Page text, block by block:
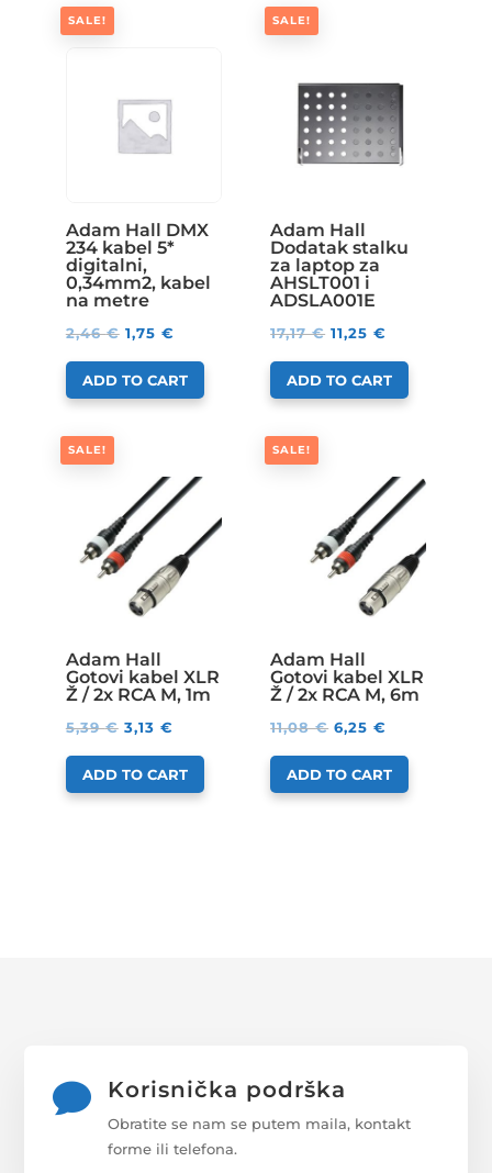
SALE!
Adam Hall DMX
234 kabel 5*
digitalni,
0,34mm2, kabel
na metre
2,46€ 1,75 €
ADD TO CART
SALE!
Adam Hall
Dodatak stalku
za laptop za
AHSLT001 i
ADSLA001E
17,17€ 11,25€
ADD TO CART
SALE!
Adam Hall
Gotovi kabel XLR
Ž / 2x RCA M, 1m
5,39€ 3,13 €
ADD TO CART
SALE!
Adam Hall
Gotovi kabel XLR
Ž / 2x RCA M, 6m
11,08€ 6,25€
ADD TO CART
 Korisnička podrška
Obratite se nam se putem maila, kontakt
forme ili telefona.